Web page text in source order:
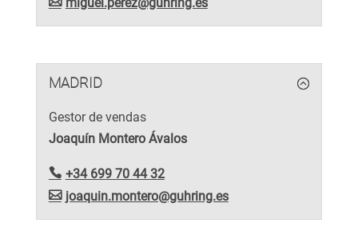
MADRID
Gestor de vendas
Joaquín Montero Ávalos
+34 699 70 44 32
joaquin.montero@guhring.es